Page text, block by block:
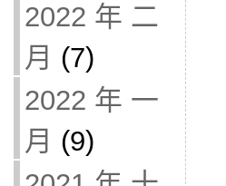
2022 年 二
月 (7)
2022 年 一
月 (9)